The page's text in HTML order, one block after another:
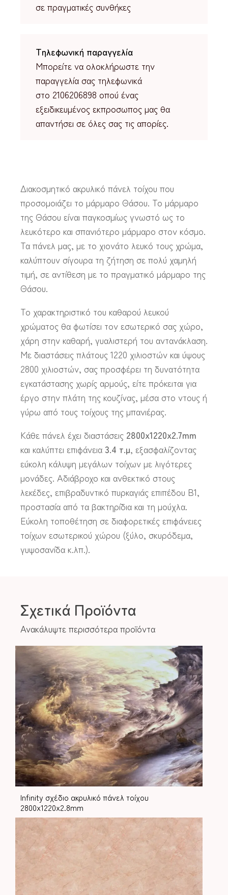
σε πραγματικές συνθήκες
Τηλεφωνική παραγγελία
Μπορείτε να ολοκλήρωστε την
παραγγελία σας τηλεφωνικά
στο 2106206898 οπού ένας
εξειδικευμένος εκπροσωπος μας θα
απαντήσει σε όλες σας τις απορίες.
Διακοσμητικό ακρυλικό πάνελ τοίχου που
προσομοιάζει το μάρμαρο Θάσου. Το μάρμαρο
της Θάσου είναι παγκοσμίως γνωστό ως το
λευκότερο και σπανιότερο μάρμαρο στον κόσμο.
Τα πάνελ μας, με το χιονάτο λευκό τους χρώμα,
καλύπτουν σίγουρα τη ζήτηση σε πολύ χαμηλή
τιμή, σε αντίθεση με το πραγματικό μάρμαρο της
Θάσου.
Το χαρακτηριστικό του καθαρού λευκού
χρώματος θα φωτίσει τον εσωτερικό σας χώρο,
χάρη στην καθαρή, γυαλιστερή του αντανάκλαση.
Με διαστάσεις πλάτους 1220 χιλιοστών και ύψους
2800 χιλιοστών, σας προσφέρει τη δυνατότητα
εγκατάστασης χωρίς αρμούς, είτε πρόκειται για
έργο στην πλάτη της κουζίνας, μέσα στο ντους ή
γύρω από τους τοίχους της μπανιέρας.
Κάθε πάνελ έχει διαστάσεις 2800x1220x2.7mm
και καλύπτει επιφάνεια 3.4 τ.μ, εξασφαλίζοντας
εύκολη κάλυψη μεγάλων τοίχων με λιγότερες
μονάδες. Αδιάβροχο και ανθεκτικό στους
λεκέδες, επιβραδυντικό πυρκαγιάς επιπέδου Β1,
προστασία από τα βακτηρίδια και τη μούχλα.
Εύκολη τοποθέτηση σε διαφορετικές επιφάνειες
τοίχων εσωτερικού χώρου (ξύλο, σκυρόδεμα,
γυψοσανίδα κ.λπ.).
Σχετικά Προϊόντα
Ανακάλυψτε περισσότερα προϊόντα
Infinity σχέδιο ακρυλικό πάνελ τοίχου
2800x1220x2.8mm